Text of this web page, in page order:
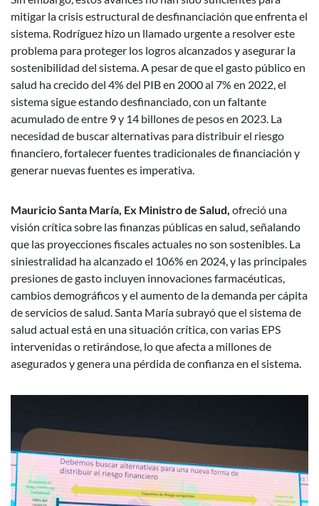
mitigar la crisis estructural de desfinanciación que enfrenta el
sistema. Rodríguez hizo un llamado urgente a resolver este
problema para proteger los logros alcanzados y asegurar la
sostenibilidad del sistema. A pesar de que el gasto público en
salud ha crecido del 4% del PIB en 2000 al 7% en 2022, el
sistema sigue estando desfinanciado, con un faltante
acumulado de entre 9 y 14 billones de pesos en 2023. La
necesidad de buscar alternativas para distribuir el riesgo
financiero, fortalecer fuentes tradicionales de financiación y
generar nuevas fuentes es imperativa.
Mauricio Santa María, Ex Ministro de Salud, ofreció una
visión crítica sobre las finanzas públicas en salud, señalando
que las proyecciones fiscales actuales no son sostenibles. La
siniestralidad ha alcanzado el 106% en 2024, y las principales
presiones de gasto incluyen innovaciones farmacéuticas,
cambios demográficos y el aumento de la demanda per cápita
de servicios de salud. Santa María subrayó que el sistema de
salud actual está en una situación crítica, con varias EPS
intervenidas o retirándose, lo que afecta a millones de
asegurados y genera una pérdida de confianza en el sistema.